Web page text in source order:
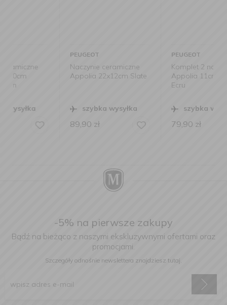
Naczynie ceramiczne
Appolia 22x12cm Slate
szybka wysyłka
89,90
Komplet 2 naczyń
Appolia 11cm 200ml
szybka wysyłka
79,90
-5% na pierwsze zakupy
Bądź na bieżąco z naszymi ekskluzywnymi ofertami oraz
promocjami.
Szczegóły odnośnie newslettera znajdziesz tutaj.